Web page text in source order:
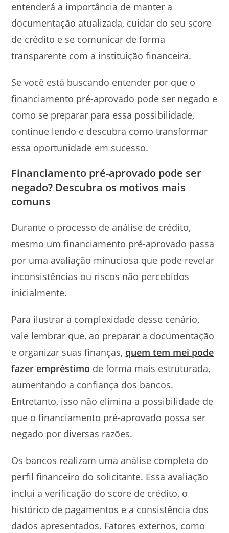
entenderá a importância de manter a
documentação atualizada, cuidar do seu score
de crédito e se comunicar de forma
transparente com a instituição financeira.
Se você está buscando entender por que o
financiamento pré-aprovado pode ser negado e
como se preparar para essa possibilidade,
continue lendo e descubra como transformar
essa oportunidade em sucesso.
Financiamento pré-aprovado pode ser
negado? Descubra os motivos mais
comuns
Durante o processo de análise de crédito,
mesmo um financiamento pré-aprovado passa
por uma avaliação minuciosa que pode revelar
inconsistências ou riscos não percebidos
inicialmente.
Para ilustrar a complexidade desse cenário,
vale lembrar que, ao preparar a documentação
e organizar suas finanças, quem tem mei pode
fazer empréstimo de forma mais estruturada,
aumentando a confiança dos bancos.
Entretanto, isso não elimina a possibilidade de
que o financiamento pré-aprovado possa ser
negado por diversas razões.
Os bancos realizam uma análise completa do
perfil financeiro do solicitante. Essa avaliação
inclui a verificação do score de crédito, o
histórico de pagamentos e a consistência dos
dados apresentados. Fatores externos, como